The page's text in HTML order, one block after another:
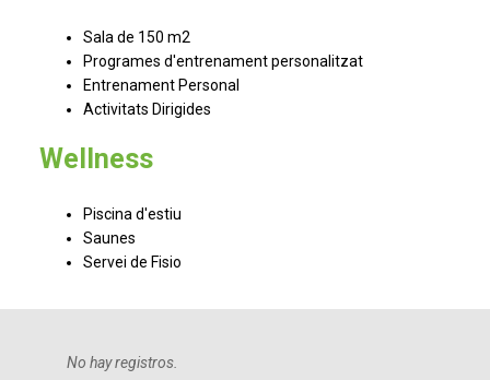
Sala de 150 m2
Programes d'entrenament personalitzat
Entrenament Personal
Activitats Dirigides
Wellness
Piscina d'estiu
Saunes
Servei de Fisio
No hay registros.